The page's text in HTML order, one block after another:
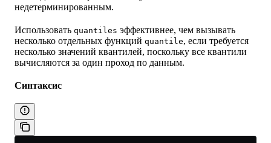
недетерминированным.
Использовать quantiles эффективнее, чем вызывать
несколько отдельных функций quantile, если требуется
несколько значений квантилей, поскольку все квантили
вычисляются за один проход по данным.
Синтаксис